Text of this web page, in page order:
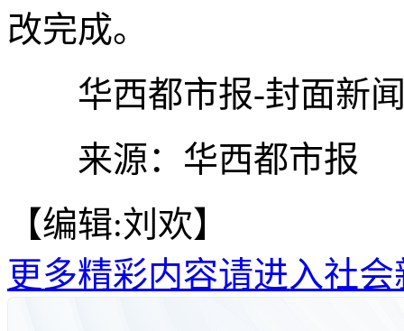
改完成。
华西都市报-封面新闻
来源：华西都市报
【编辑:刘欢】
更多精彩内容请进入社会